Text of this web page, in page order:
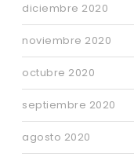
diciembre 2020
noviembre 2020
octubre 2020
septiembre 2020
agosto 2020